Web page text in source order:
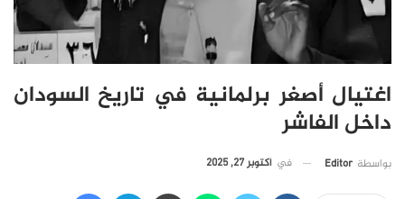
اغتيال أصغر برلمانية في تاريخ السودان
داخل الفاشر
بواسطة Editor في أكتوبر 27, 2025